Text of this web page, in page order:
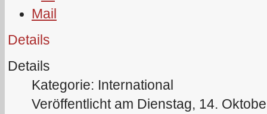
Details
Details
Kategorie: International
Veröffentlicht am Dienstag, 14.